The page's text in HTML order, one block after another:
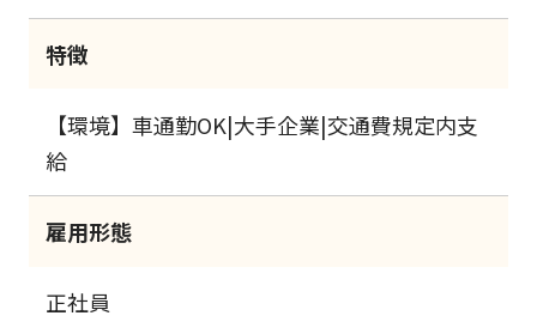
特徴
【環境】車通勤OK|大手企業|交通費規定内支
給
雇用形態
正社員